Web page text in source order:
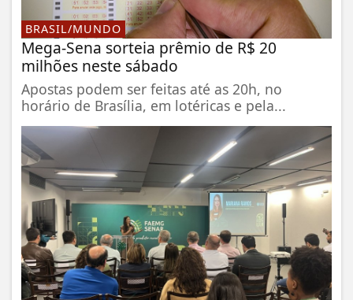
BRASIL/MUNDO
Mega-Sena sorteia prêmio de R$ 20
milhões neste sábado
Apostas podem ser feitas até as 20h, no
horário de Brasília, em lotéricas e pela...